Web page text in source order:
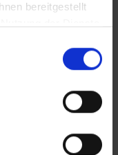
bereitgestellt